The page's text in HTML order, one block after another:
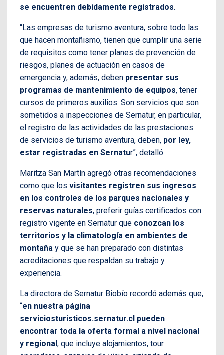
se encuentren debidamente registrados.
“Las empresas de turismo aventura, sobre todo las
que hacen montañismo, tienen que cumplir una serie
de requisitos como tener planes de prevención de
riesgos, planes de actuación en casos de
emergencia y, además, deben presentar sus
programas de mantenimiento de equipos, tener
cursos de primeros auxilios. Son servicios que son
sometidos a inspecciones de Sernatur, en particular,
el registro de las actividades de las prestaciones
de servicios de turismo aventura, deben, por ley,
estar registradas en Sernatur”, detalló.
Maritza San Martín agregó otras recomendaciones
como que los visitantes registren sus ingresos
en los controles de los parques nacionales y
reservas naturales, preferir guías certificados con
registro vigente en Sernatur que conozcan los
territorios y la climatología en ambientes de
montaña y que se han preparado con distintas
acreditaciones que respaldan su trabajo y
experiencia.
La directora de Sernatur Biobío recordó además que,
“en nuestra página
serviciosturisticos.sernatur.cl pueden
encontrar toda la oferta formal a nivel nacional
y regional , que incluye alojamientos, tour